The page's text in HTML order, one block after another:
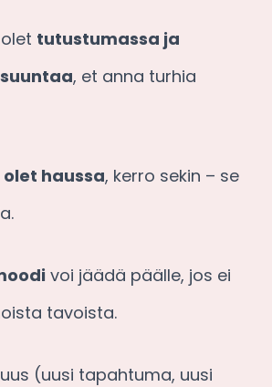
tutustumassa ja
, et anna turhia
olet haussa, kerro sekin – se
voi jäädä päälle, jos ei
tavoista.
(uusi tapahtuma, uusi